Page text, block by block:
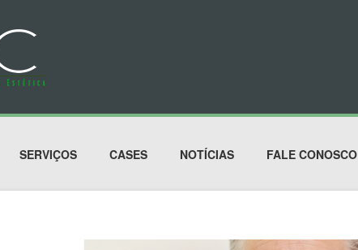
SERVIÇOS CASES NOTÍCIAS FALE CONOSCO